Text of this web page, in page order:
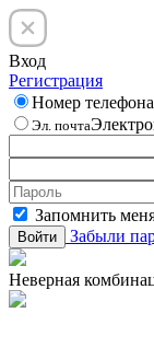
Вход
Регистрация
Номер телефона
Эл. почта
Запомнить
Войти Забыли
Неверная